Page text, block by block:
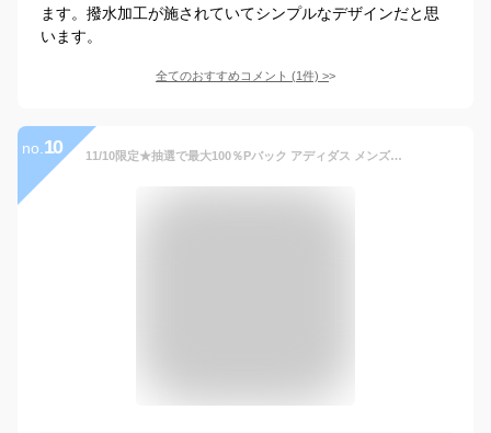
ます。撥水加工が施されていてシンプルなデザインだと思
います。
全てのおすすめコメント (1件) >
no. 10 11/10限定★抽選で最大100％Pバック アディダス メンズ ベンチコート M スーパーロング パデッドコート KSA20 JP4653 JP4652 アウター スポーツウェア adidas